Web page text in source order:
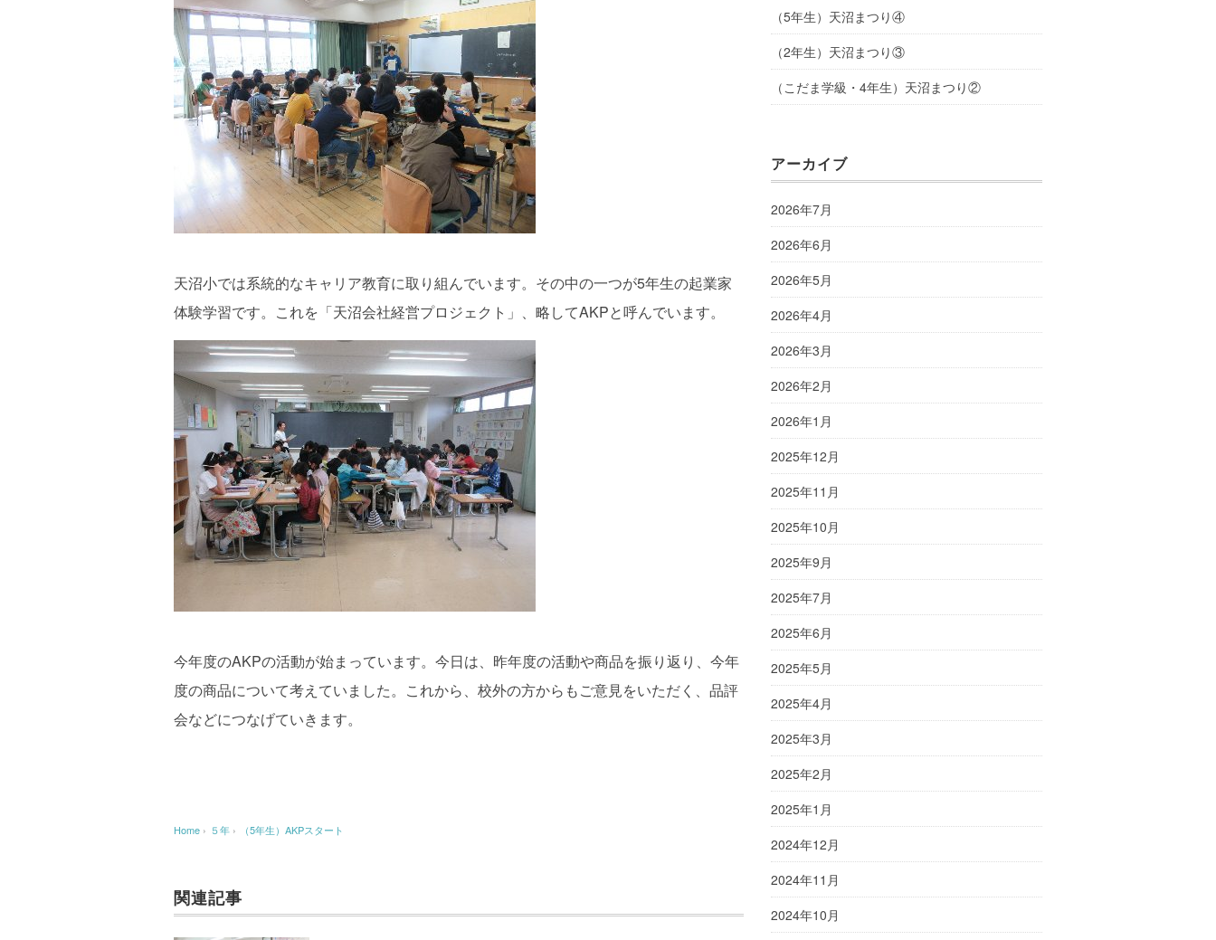
天沼小では系統的なキャリア教育に取り組んでいます。その中の一つが5年生の起業家
体験学習です。これを「天沼会社経営プロジェクト」、略してAKPと呼んでいます。
今年度のAKPの活動が始まっています。今日は、昨年度の活動や商品を振り返り、今年
度の商品について考えていました。これから、校外の方からもご意見をいただく、品評
会などにつなげていきます。
Home › ５年 › （5年生）AKPスタート
関連記事
（5年生）天沼まつり④
（2年生）天沼まつり③
（こだま学級・4年生）天沼まつり②
アーカイブ
2026年7月
2026年6月
2026年5月
2026年4月
2026年3月
2026年2月
2026年1月
2025年12月
2025年11月
2025年10月
2025年9月
2025年7月
2025年6月
2025年5月
2025年4月
2025年3月
2025年2月
2025年1月
2024年12月
2024年11月
2024年10月